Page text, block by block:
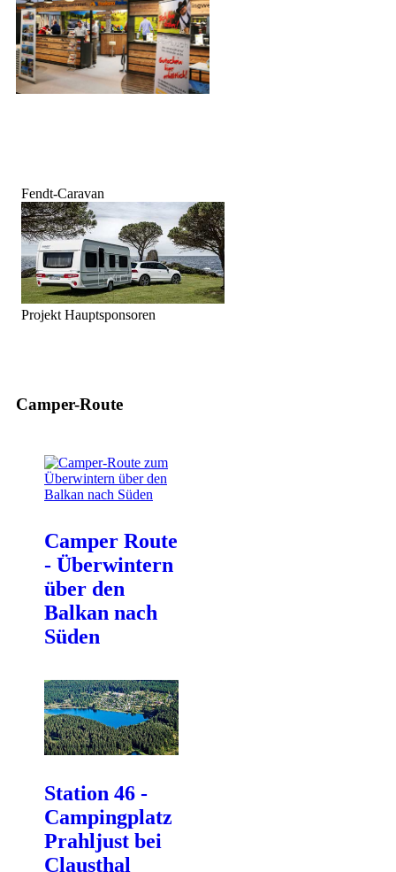
Fendt-Caravan
Projekt Hauptsponsoren
Camper-Route
Camper Route
- Überwintern
über den
Balkan nach
Süden
Station 46 -
Campingplatz
Prahljust bei
Clausthal